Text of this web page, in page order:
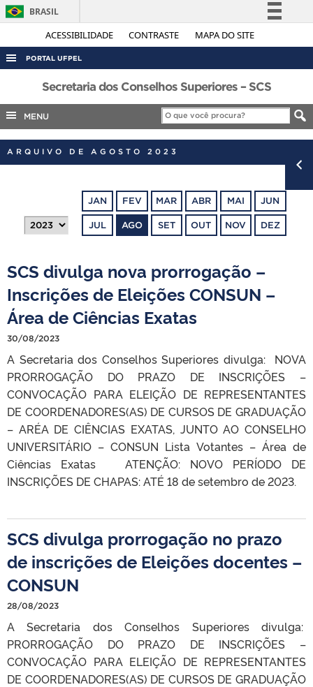
ACESSIBILIDADE CONTRASTE MAPA DO SITE
BRASIL
Simplifique!
Acesso à informação
Legislação
Canais
PORTAL UFPEL
ACESSO À INFORMAÇÃO
AUDITORIA
COBALTO
CONCURSOS
OUVIDORIA
TELEFONES
Secretaria dos Conselhos Superiores – SCS
MENU
ARQUIVO DE AGOSTO 2023
JAN FEV MAR ABR MAI JUN
JUL AGO SET OUT NOV DEZ
SCS divulga nova prorrogação –
Inscrições de Eleições CONSUN –
Área de Ciências Exatas
30/08/2023
A Secretaria dos Conselhos Superiores divulga: NOVA
PRORROGAÇÃO DO PRAZO DE INSCRIÇÕES –
CONVOCAÇÃO PARA ELEIÇÃO DE REPRESENTANTES
DE COORDENADORES(AS) DE CURSOS DE GRADUAÇÃO
– ARÉA DE CIÊNCIAS EXATAS, JUNTO AO CONSELHO
UNIVERSITÁRIO – CONSUN Lista Votantes – Área de
Ciências Exatas ATENÇÃO: NOVO PERÍODO DE
INSCRIÇÕES DE CHAPAS: ATÉ 18 de setembro de 2023.
SCS divulga prorrogação no prazo
de inscrições de Eleições docentes –
CONSUN
28/08/2023
A Secretaria dos Conselhos Superiores divulga:
PRORROGAÇÃO DO PRAZO DE INSCRIÇÕES –
CONVOCAÇÃO PARA ELEIÇÃO DE REPRESENTANTES
DE COORDENADORES(AS) DE CURSOS DE GRADUAÇÃO